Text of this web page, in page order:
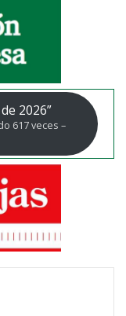
2026”
617 veces –